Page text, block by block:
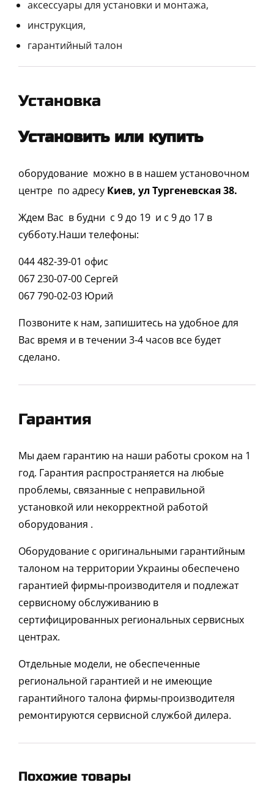
аксессуары для установки и монтажа,
инструкция,
гарантийный талон
Установка
Установить или купить
оборудование можно в в нашем установочном
центре по адресу Киев, ул Тургеневская 38.
Ждем Вас в будни с 9 до 19 и с 9 до 17 в
субботу.Наши телефоны:
044 482-39-01 офис
067 230-07-00 Сергей
067 790-02-03 Юрий
Позвоните к нам, запишитесь на удобное для
Вас время и в течении 3-4 часов все будет
сделано.
Гарантия
Мы даем гарантию на наши работы сроком на 1
год. Гарантия распространяется на любые
проблемы, связанные с неправильной
установкой или некорректной работой
оборудования .
Оборудование с оригинальными гарантийным
талоном на территории Украины обеспечено
гарантией фирмы-производителя и подлежат
сервисному обслуживанию в
сертифицированных региональных сервисных
центрах.
Отдельные модели, не обеспеченные
региональной гарантией и не имеющие
гарантийного талона фирмы-производителя
ремонтируются сервисной службой дилера.
Похожие товары